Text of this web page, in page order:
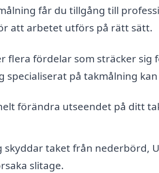
får du tillgång till
att arbetet utförs på rätt sätt.
flera fördelar som sträcker sig
på takmålning
förändra utseendet på ditt
skyddar taket från nederbörd,
slitage.